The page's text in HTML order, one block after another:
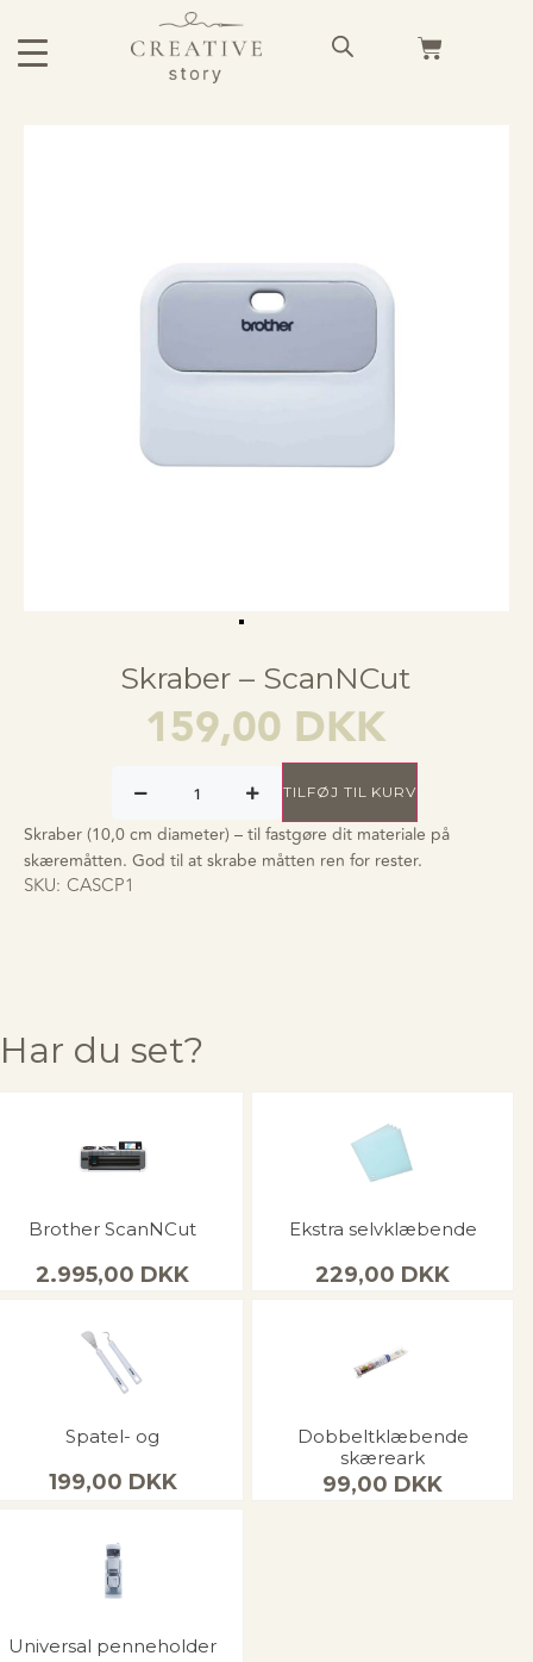
Skraber – ScanNCut
159,00 DKK
TILFØJ TIL KURV
Skraber (10,0 cm diameter) – til fastgøre dit materiale på
skæremåtten. God til at skrabe måtten ren for rester.
SKU: CASCP1
Har du set?
Brother ScanNCut
2.995,00 DKK
Ekstra selvklæbende
229,00 DKK
Spatel- og
199,00 DKK
Dobbeltklæbende
skæreark
99,00 DKK
Universal penneholder